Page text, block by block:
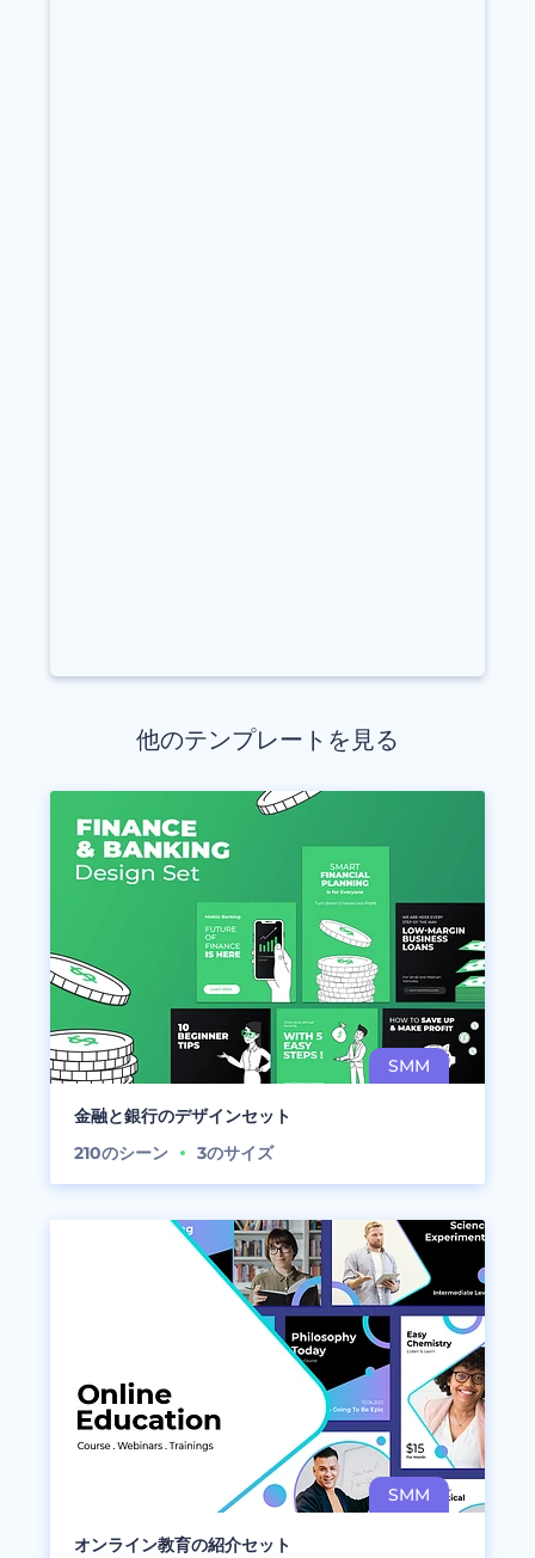
他のテンプレートを見る
金融と銀行のデザインセット
210のシーン 3のサイズ
オンライン教育の紹介セット